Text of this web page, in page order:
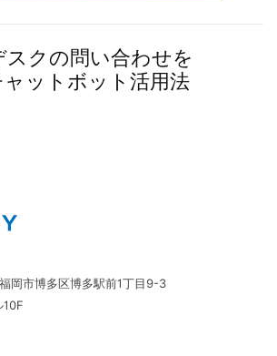
スクの問い合わせを
ットボット活用法
岡市博多区博多駅前1丁目9-3
10F